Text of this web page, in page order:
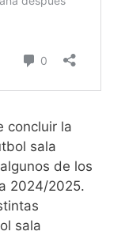
concluir la
sala
de los
2024/2025.
sala